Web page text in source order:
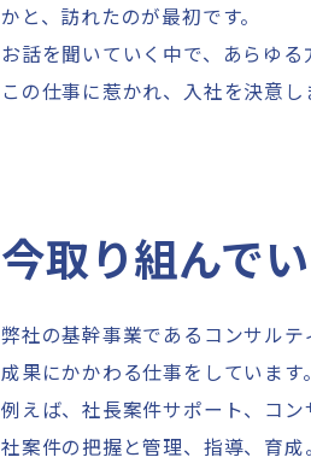
かと、訪れたのが最初です。
お話を聞いていく中で、あらゆ
この仕事に惹かれ、入社を決意し
今取り組んで
弊社の基幹事業であるコンサル
成果にかかわる仕事をしています。
例えば、社長案件サポート、コ
社案件の把握と管理、指導、育成。